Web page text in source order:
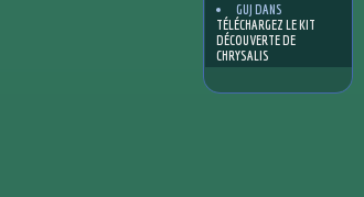
GUJ DANS
TÉLÉCHARGEZ LE KIT
DÉCOUVERTE DE
CHRYSALIS